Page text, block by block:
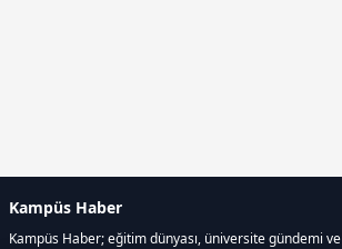
Kampüs Haber
Kampüs Haber; eğitim dünyası, üniversite gündemi